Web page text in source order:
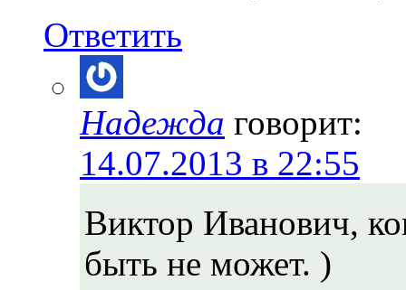
Ответить
Надежда говорит:
14.07.2013 в 22:55
Виктор Иванович,
быть не может. )